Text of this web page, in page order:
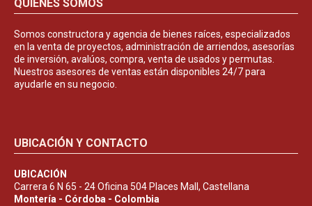
QUIÉNES SOMOS
Somos constructora y agencia de bienes raíces, especializados
en la venta de proyectos, administración de arriendos, asesorías
de inversión, avalúos, compra, venta de usados y permutas.
Nuestros asesores de ventas están disponibles 24/7 para
ayudarle en su negocio.
UBICACIÓN Y CONTACTO
UBICACIÓN
Carrera 6 N 65 - 24 Oficina 504 Places Mall, Castellana
Montería - Córdoba - Colombia